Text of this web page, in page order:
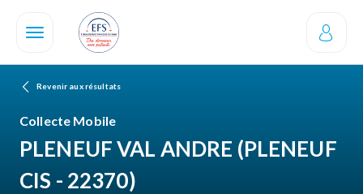
contenu
Revenir aux résultats
Collecte Mobile
PLENEUF VAL ANDRE (PLENEUF
CIS - 22370)